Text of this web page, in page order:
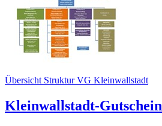
Übersicht Struktur VG Kleinwallstadt
Kleinwallstadt-Gutschein